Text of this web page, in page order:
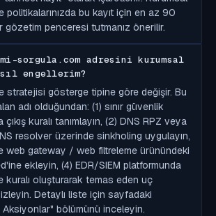
politikalarınızda bu kayıt için en az 90
gözetim penceresi tutmanız önerilir.
sorgula.com adresini kurumsal
engellerim?
stratejisi gösterge tipine göre değişir. Bu
adı olduğundan: (1) sınır güvenlik
çıkış kuralı tanımlayın, (2) DNS RPZ veya
resolver üzerinde sinkholing uygulayın,
web gateway / web filtreleme ürünündeki
ekleyin, (4) EDR/SIEM platformunda
kuralı oluşturarak temas eden uç
Detaylı liste için sayfadaki
Aksiyonlar" bölümünü inceleyin.